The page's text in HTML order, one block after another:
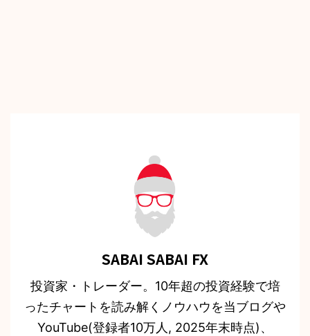
SABAI SABAI FX
投資家・トレーダー。10年超の投資経験で培
ったチャートを読み解くノウハウを当ブログや
YouTube(登録者10万人, 2025年末時点)、